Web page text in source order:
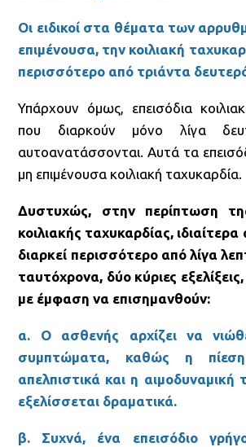
Οι ειδικοί στα θέματα των
επιμένουσα, την κοιλιακή
περισσότερο από τριάντα
Υπάρχουν όμως, επεισόδια
που διαρκούν μόνο λίγα
αυτοανατάσσονται. Αυτά τα
μη επιμένουσα κοιλιακή ταχυκαρδία.
Δυστυχώς, στην περίπτωση
κοιλιακής ταχυκαρδίας, ιδιαίτερα
διαρκεί περισσότερο από λίγα
ταυτόχρονα, δύο κύριες
με έμφαση να επισημανθούν:
α. Ο ασθενής αρχίζει να
συμπτώματα, καθώς η
απελπιστικά και η
εξελίσσεται δραματικά.
β. Συχνά, ένα επεισόδιο